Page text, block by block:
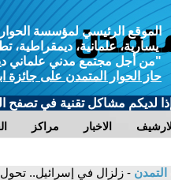
الموقع الرئيسي لمؤسسة
يسارية، علمانية، ديمقراطية،
"من أجل مجتمع مدني علماني
حاز الحوار المتمدن على جائزة
إذا لديكم مشاكل تقنية في تصفح
مراكز الاخبار
التمدن - زلزال في إسرائيل..